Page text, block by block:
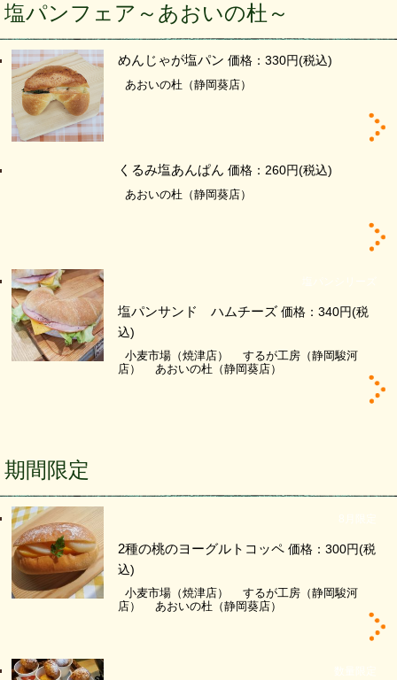
塩パンフェア～あおいの杜～
めんじゃが塩パン 価格：330円(税込)
あおいの杜（静岡葵店）
くるみ塩あんぱん 価格：260円(税込)
あおいの杜（静岡葵店）
塩パンサンド ハムチーズ 価格：340円(税
込)
小麦市場（焼津店）
するが工房（静岡駿河
店）
あおいの杜（静岡葵店）
期間限定
2種の桃のヨーグルトコッペ 価格：300円(税
込)
小麦市場（焼津店）
するが工房（静岡駿河
店）
あおいの杜（静岡葵店）